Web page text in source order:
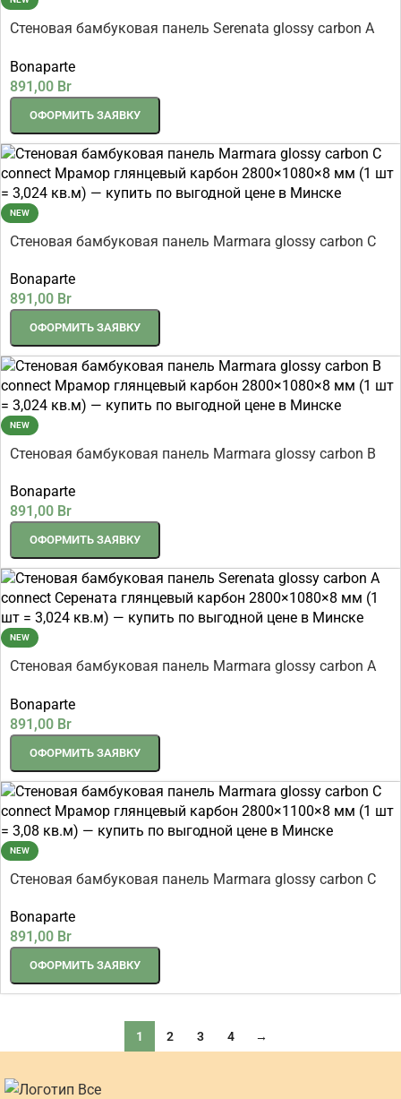
Стеновая бамбуковая панель Serenata glossy carbon A
шт = 3,08 кв.м)
Bonaparte
891,00 Br
ОФОРМИТЬ ЗАЯВКУ
NEW
Стеновая бамбуковая панель Marmara glossy carbon C
шт = 3,024 кв.м)
Bonaparte
891,00 Br
ОФОРМИТЬ ЗАЯВКУ
NEW
Стеновая бамбуковая панель Marmara glossy carbon B
шт = 3,024 кв.м)
Bonaparte
891,00 Br
ОФОРМИТЬ ЗАЯВКУ
NEW
Стеновая бамбуковая панель Marmara glossy carbon A
шт = 3,024 кв.м)
Bonaparte
891,00 Br
ОФОРМИТЬ ЗАЯВКУ
NEW
Стеновая бамбуковая панель Marmara glossy carbon C
шт = 3,08 кв.м)
Bonaparte
891,00 Br
ОФОРМИТЬ ЗАЯВКУ
1 2 3 4 →